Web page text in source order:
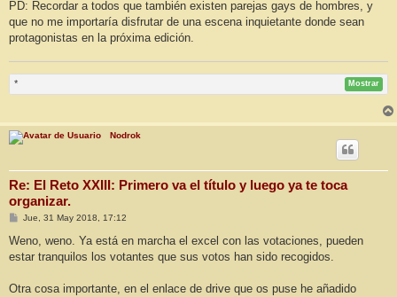
PD: Recordar a todos que también existen parejas gays de hombres, y
que no me importaría disfrutar de una escena inquietante donde sean
protagonistas en la próxima edición.
* Mostrar
Nodrok
Re: El Reto XXIII: Primero va el título y luego ya te toca
organizar.
M
n
a
Jue, 31 May 2018, 17:12
Weno, weno. Ya está en marcha el excel con las votaciones, pueden
estar tranquilos los votantes que sus votos han sido recogidos.
Otra cosa importante, en el enlace de drive que os puse he añadido